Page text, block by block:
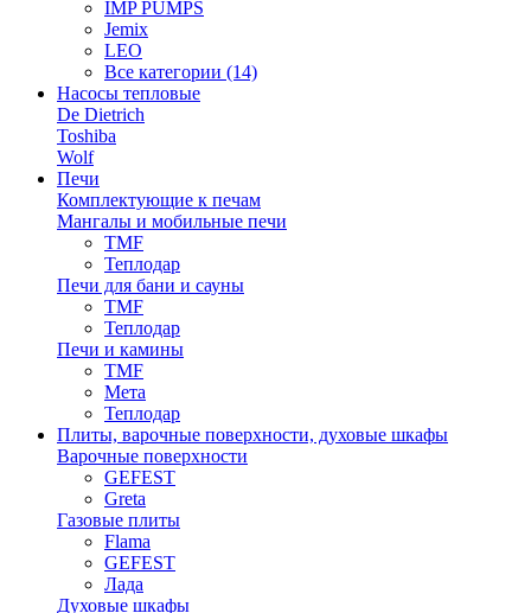
IMP PUMPS
Jemix
LEO
Все категории (14)
Насосы тепловые
De Dietrich
Toshiba
Wolf
Печи
Комплектующие к печам
Мангалы и мобильные печи
TMF
Теплодар
Печи для бани и сауны
TMF
Теплодар
Печи и камины
TMF
Мета
Теплодар
Плиты, варочные поверхности, духовые шкафы
Варочные поверхности
GEFEST
Greta
Газовые плиты
Flama
GEFEST
Лада
Духовые шкафы